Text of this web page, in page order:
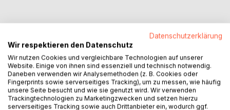
BESCHREIBUNG
"Ich will nicht mehr!"
Kennen Sie das Gefühl, dass Ihnen alles über den Kopf
wächst? Arbeit, Beziehungsprobleme, Familie.
Datenschutzerklärung
Wir respektieren den Datenschutz
Wir nutzen Cookies und vergleichbare Technologien auf unserer
Website. Einige von ihnen sind essenziell und technisch notwendig.
Daneben verwenden wir Analysemethoden (z. B. Cookies oder
Fingerprints sowie serverseitiges Tracking), um zu messen, wie häufig
unsere Seite besucht und wie sie genutzt wird. Wir verwenden
Trackingtechnologien zu Marketingzwecken und setzen hierzu
serverseitiges Tracking sowie auch Drittanbieter ein, wodurch ggf.